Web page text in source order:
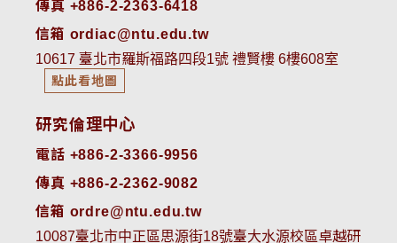
傳真 +886-2-2363-6418
信箱 ordiac@ntu.edu.tw
10617 臺北市羅斯福路四段1號 禮賢樓 6樓608室
點此看地圖
研究倫理中心
電話 +886-2-3366-9956
傳真 +886-2-2362-9082
信箱 ordre@ntu.edu.tw
10087臺北市中正區思源街18號臺大水源校區卓越研